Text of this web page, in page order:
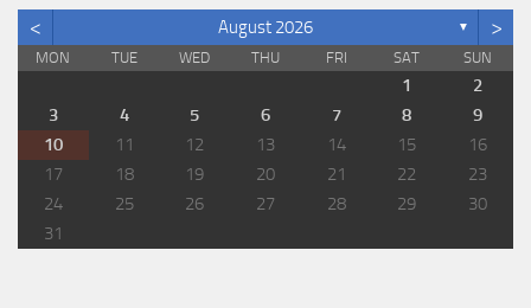
< August 2026 ▼ >
MON TUE WED THU FRI SAT SUN
1
2
3
4 5 6 7 8
9
10
11 12 13 14 15
16
17
18 19 20 21 22
23
24
25 26 27 28 29
30
31